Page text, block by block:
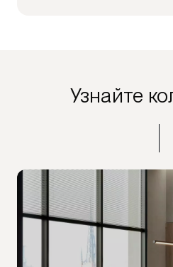
Узнайте